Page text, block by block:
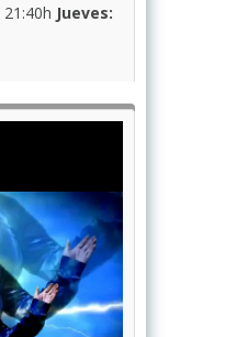
21:40h Jueves: